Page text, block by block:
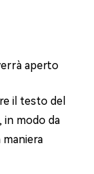
aperto
il testo del
in modo da